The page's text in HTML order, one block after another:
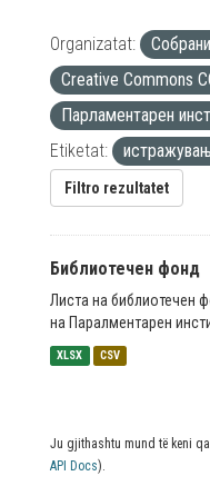
Organizatat:
Creative Commons
Парламентарен
Etiketat:
Filtro rezultatet
Библиотечен фонд
Листа на библиотечен
на Паралментарен
XLSX CSV
Ju gjithashtu mund të keni
API Docs).